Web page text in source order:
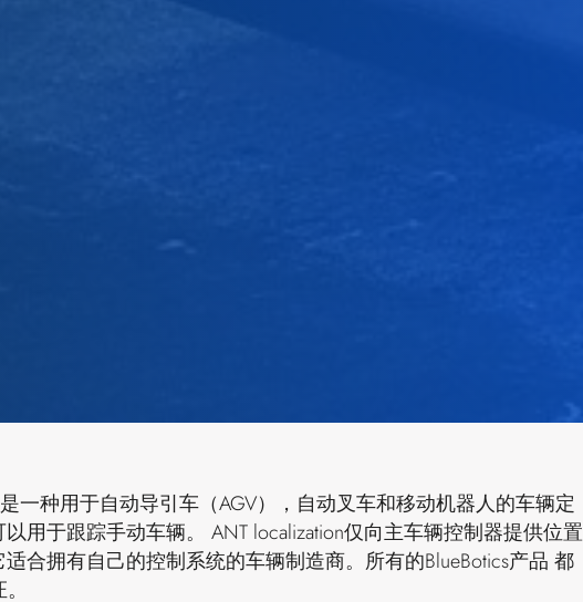
一种用于自动导引车（AGV），自动叉车和移动机器人的车辆定
用于跟踪手动车辆。 ANT localization仅向主车辆控制器提供位置
合拥有自己的控制系统的车辆制造商。所有的BlueBotics产品 都